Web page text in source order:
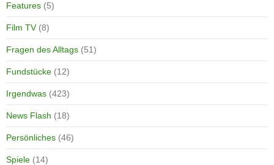
Features (5)
Film TV(8)
Fragen des Alltags (51)
Fundstücke (12)
Irgendwas (423)
News Flash (18)
Persönliches (46)
Spiele (14)